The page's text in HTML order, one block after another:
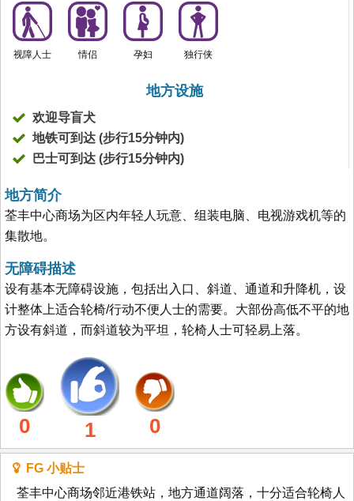
视障人士 情侣 孕妇 独行侠
地方设施
欢迎导盲犬
地铁可到达 (步行15分钟内)
巴士可到达 (步行15分钟内)
地方简介
荃丰中心商场为区内年轻人玩意、组装电脑、电视游戏机等的
集散地。
无障碍描述
设有基本无障碍设施，包括出入口、斜道、通道和升降机，设
计整体上适合轮椅/行动不便人士的需要。大部份高低不平的地
方设有斜道，而斜道较为平坦，轮椅人士可轻易上落。
0 1 0
FG 小贴士
荃丰中心商场邻近港铁站，地方通道阔落，十分适合轮椅人